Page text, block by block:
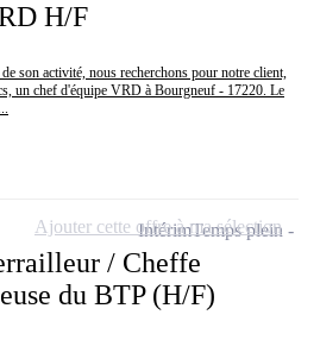
H/F
son activité, nous recherchons pour notre client,
un chef d'équipe VRD à Bourgneuf - 17220. Le
/ Cheffe
du BTP (H/F)
IntérimTemps plein
Ajouter cette offre à ma sélection